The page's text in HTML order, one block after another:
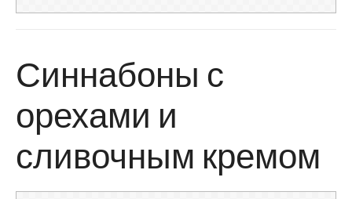
Синнабоны с
орехами и
сливочным кремом